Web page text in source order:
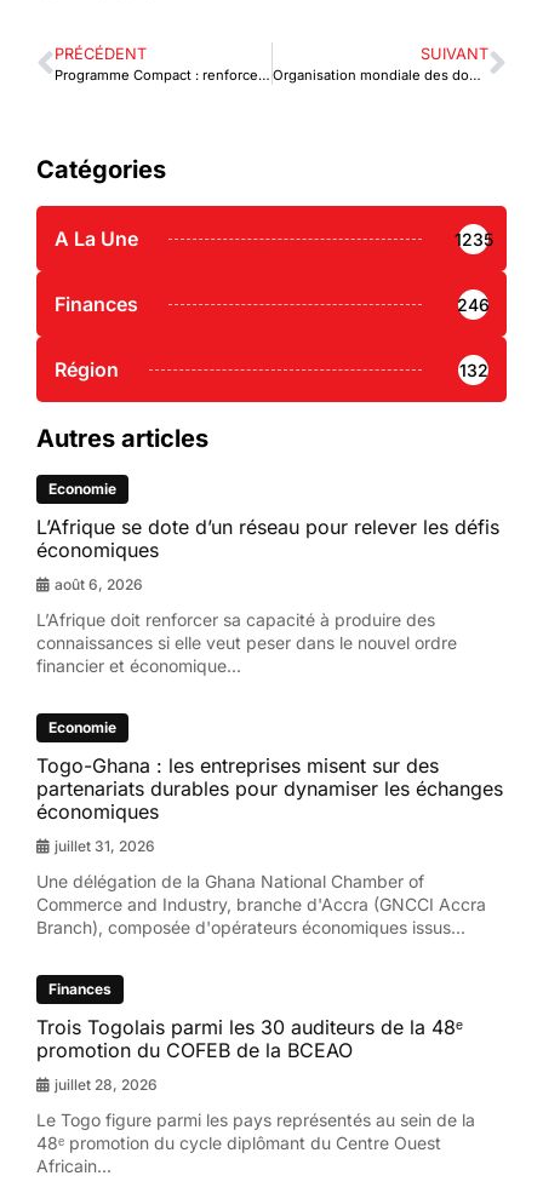
PRÉCÉDENT
Programme Compact : renforcer l’implication du secteur privé togolais
SUIVANT
Organisation mondiale des douanes : Ian Saunders, nouveau SG
Catégories
A La Une 1235
Finances 246
Région 132
Autres articles
Economie
L’Afrique se dote d’un réseau pour relever les défis
économiques
août 6, 2026
L’Afrique doit renforcer sa capacité à produire des
connaissances si elle veut peser dans le nouvel ordre
financier et économique...
Economie
Togo-Ghana : les entreprises misent sur des
partenariats durables pour dynamiser les échanges
économiques
juillet 31, 2026
Une délégation de la Ghana National Chamber of
Commerce and Industry, branche d'Accra (GNCCI Accra
Branch), composée d'opérateurs économiques issus...
Finances
Trois Togolais parmi les 30 auditeurs de la 48ᵉ
promotion du COFEB de la BCEAO
juillet 28, 2026
Le Togo figure parmi les pays représentés au sein de la
48ᵉ promotion du cycle diplômant du Centre Ouest
Africain...